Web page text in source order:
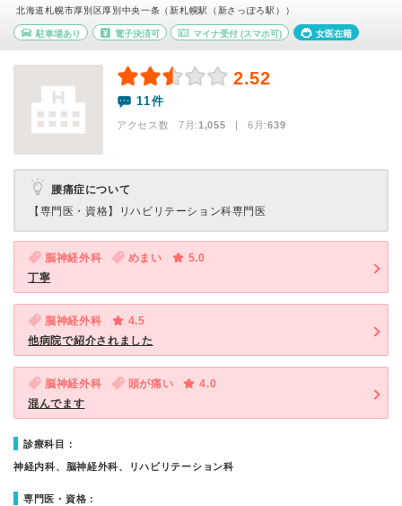
北海道札幌市厚別区厚別中央一条（新札幌駅（新さっぽろ駅））
駐車場あり 電子決済可 マイナ受付 (スマホ可) 女医在籍
2.52
11件
アクセス数 7月:1,055 | 6月:639
腰痛症について
【専門医・資格】
リハビリテーション科専門医
脳神経外科 めまい
5.0
丁寧
脳神経外科
4.5
他病院で紹介されました
脳神経外科 頭が痛い
4.0
混んでます
診療科目：
神経内科、脳神経外科、リハビリテーション科
専門医・資格：